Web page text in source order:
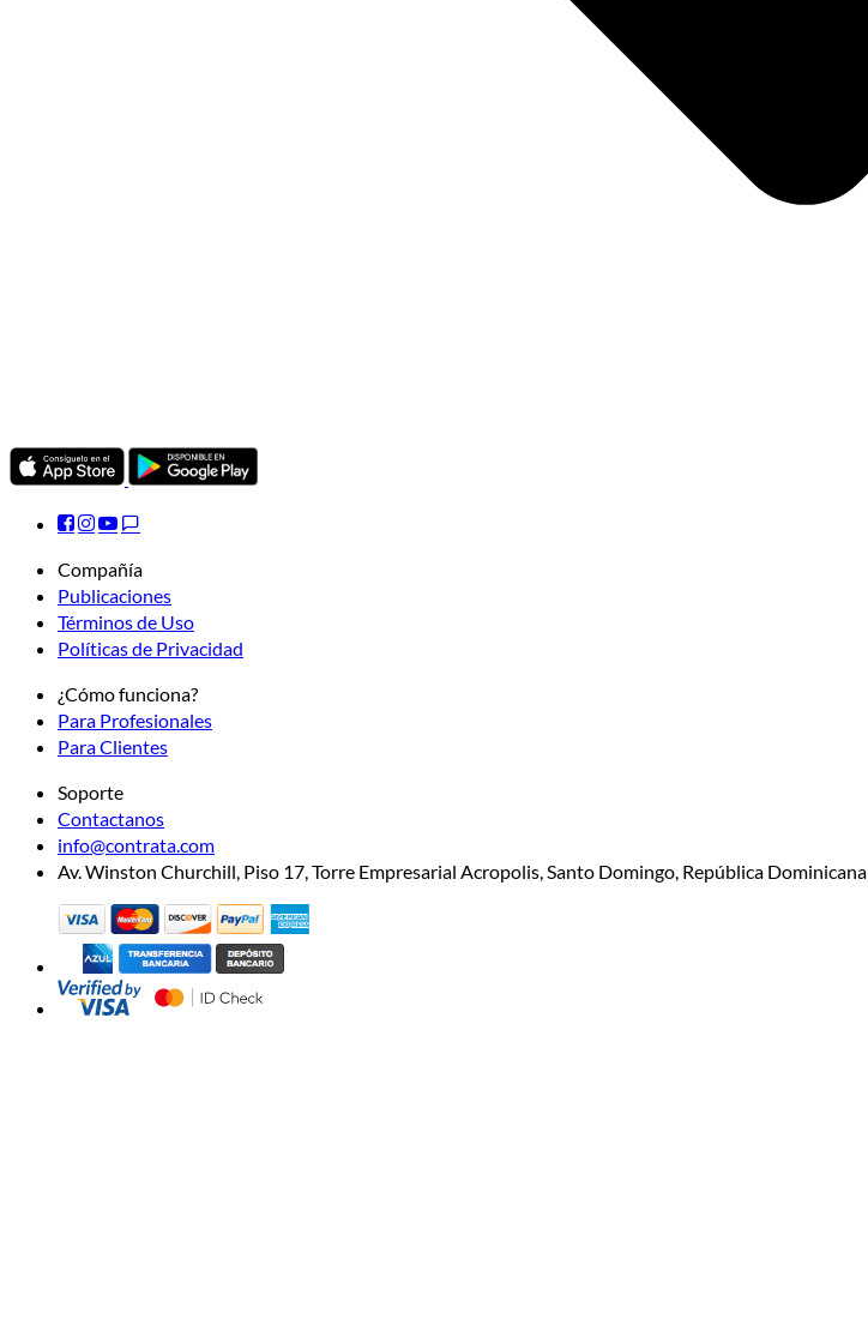
Compañía
Publicaciones
Términos de Uso
Políticas de Privacidad
¿Cómo funciona?
Para Profesionales
Para Clientes
Soporte
Contactanos
info@contrata.com
Av. Winston Churchill, Piso 17, Torre Empresarial Acropolis, Santo Domingo, República Dominicana